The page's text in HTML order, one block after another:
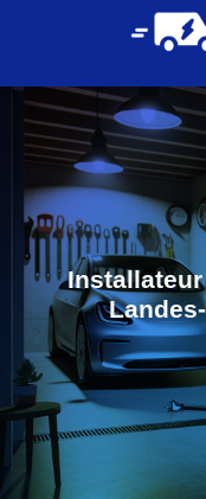
Installateur